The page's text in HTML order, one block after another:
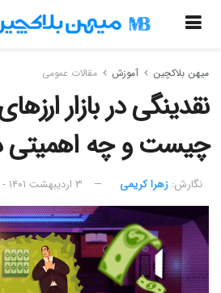
میهن بلاکچین آموزش مقالات عمومی
نقدینگی در بازار
چیست و چه اهمیتی
نگارش:‌ زهرا کریمی ۳ اردیبهشت ۱۴۰۱ - ۱۴:۰۲